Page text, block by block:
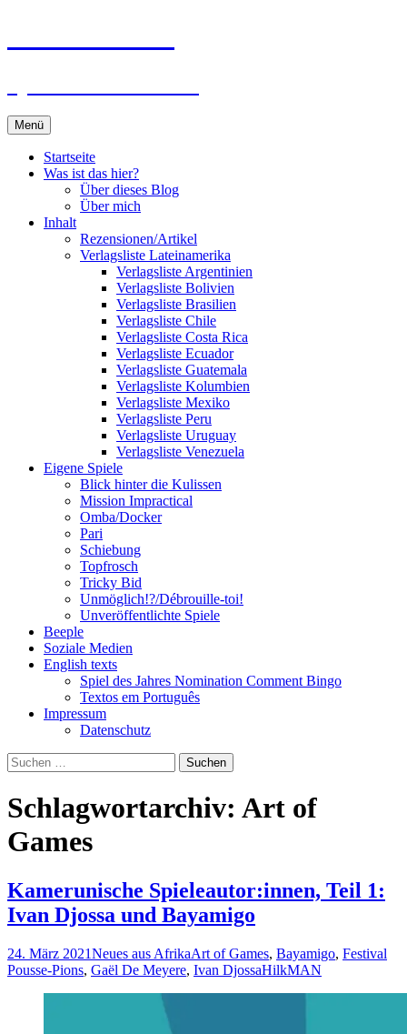
Menü
Startseite
Was ist das hier?
Über dieses Blog
Über mich
Inhalt
Rezensionen/Artikel
Verlagsliste Lateinamerika
Verlagsliste Argentinien
Verlagsliste Bolivien
Verlagsliste Brasilien
Verlagsliste Chile
Verlagsliste Costa Rica
Verlagsliste Ecuador
Verlagsliste Guatemala
Verlagsliste Kolumbien
Verlagsliste Mexiko
Verlagsliste Peru
Verlagsliste Uruguay
Verlagsliste Venezuela
Eigene Spiele
Blick hinter die Kulissen
Mission Impractical
Omba/Docker
Pari
Schiebung
Topfrosch
Tricky Bid
Unmöglich!?/Débrouille-toi!
Unveröffentlichte Spiele
Beeple
Soziale Medien
English texts
Spiel des Jahres Nomination Comment Bingo
Textos em Português
Impressum
Datenschutz
Suchen
nach:
Schlagwortarchiv: Art of
Games
Kamerunische Spieleautor:innen, Teil 1:
Ivan Djossa und Bayamigo
24. März 2021Neues aus AfrikaArt of Games, Bayamigo, Festival
Pousse-Pions, Gaël De Meyere, Ivan DjossaHilkMAN